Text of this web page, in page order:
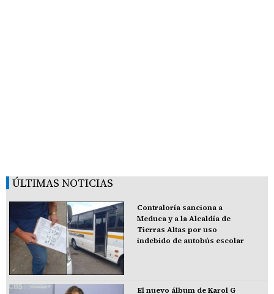
ÚLTIMAS NOTICIAS
Contraloría sanciona a
Meduca y a la Alcaldía de
Tierras Altas por uso
indebido de autobús escolar
El nuevo álbum de Karol G